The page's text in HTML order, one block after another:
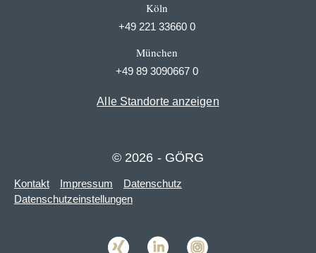
Köln
+49 221 33660 0
München
+49 89 3090667 0
Alle Standorte anzeigen
© 2026 - GÖRG
Kontakt Impressum
Datenschutz
Datenschutzeinstellungen